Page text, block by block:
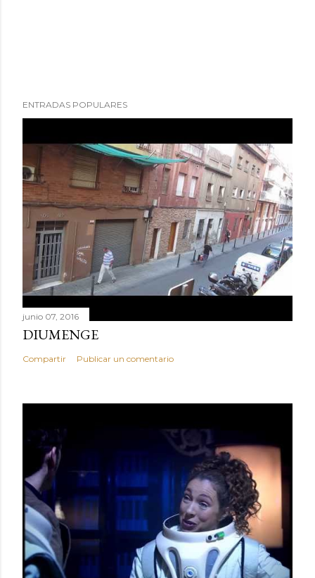
ENTRADAS POPULARES
junio 07, 2016
DIUMENGE
Compartir Publicar un comentario